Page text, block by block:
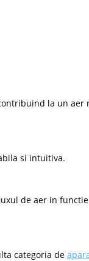
la un aer
si intuitiva.
de aer in
categoria de